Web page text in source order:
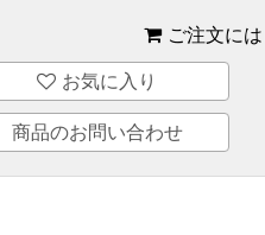
ご注文には
お気に入り
商品のお問い合わせ